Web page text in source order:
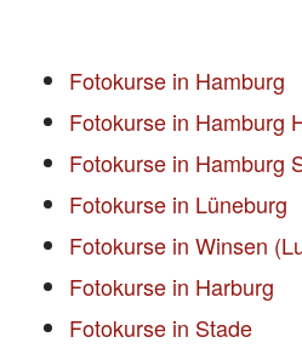
Fotokurse in Hamburg
Fotokurse in Hamburg
Fotokurse in Hamburg
Fotokurse in Lüneburg
Fotokurse in Winsen
Fotokurse in Harburg
Fotokurse in Stade